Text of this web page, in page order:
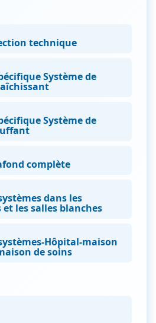
technique
Système de
Système de
complète
dans les
les salles blanches
Hôpital-maison
de soins